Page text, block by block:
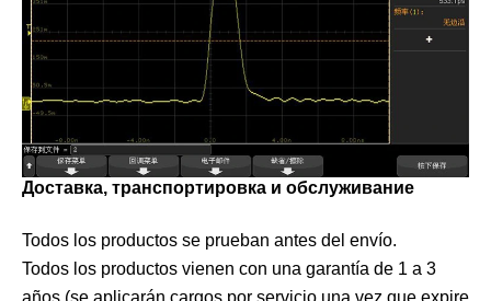
Доставка, транспортировка и обслуживание
Todos los productos se prueban antes del envío.
Todos los productos vienen con una garantía de 1 a 3